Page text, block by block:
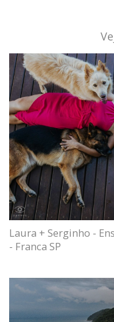
Laura + Serginho -
- Franca SP